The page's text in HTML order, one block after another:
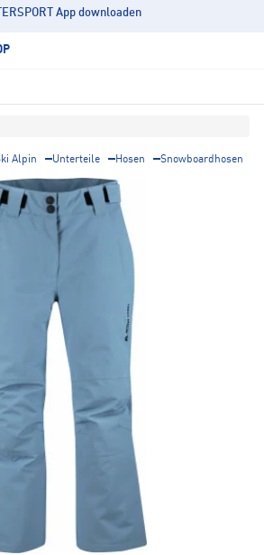
App downloaden
Alpin Unterteile Hosen Snowboardhosen